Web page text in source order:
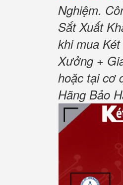
Nghiệm.
Sắt Xuất
khi mua
Xưởng +
hoặc tại cơ
Hãng Bảo